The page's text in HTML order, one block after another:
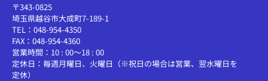
〒343-0825
埼玉県越谷市大成町7-189-1
TEL：048-954-4350
FAX：048-954-4360
営業時間：10 : 00～18 : 00
定休日：毎週月曜日、火曜日（※祝日の場合は営業、翌水曜日を
定休）